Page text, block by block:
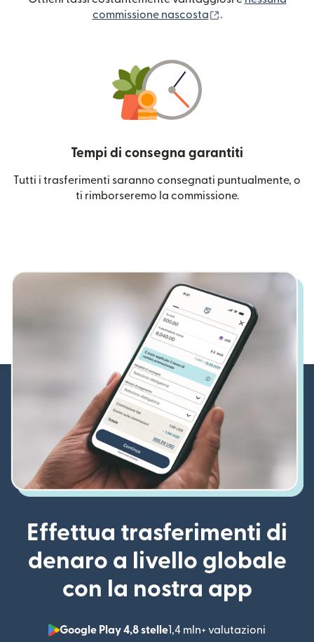
commissione nascosta
.
Tempi di consegna garantiti
Tutti i trasferimenti saranno consegnati puntualmente, o
ti rimborseremo la commissione.
Effettua trasferimenti di
denaro a livello globale
con la nostra app
Google Play 4,8 stelle1,4 mln+ valutazioni